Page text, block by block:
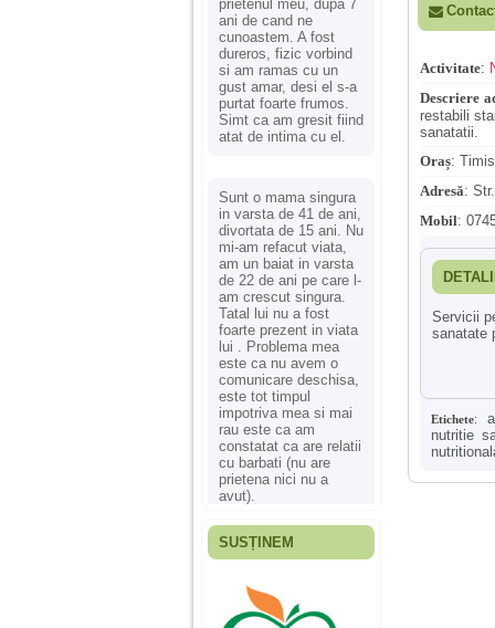
prietenul meu, dupa 7
ani de cand ne
cunoastem. A fost
dureros, fizic vorbind
si am ramas cu un
gust amar, desi el s-a
purtat foarte frumos.
Simt ca am gresit fiind
atat de intima cu el.
Sunt o mama singura
in varsta de 41 de ani,
divortata de 15 ani. Nu
mi-am refacut viata,
am un baiat in varsta
de 22 de ani pe care l-
am crescut singura.
Tatal lui nu a fost
foarte prezent in viata
lui . Problema mea
este ca nu avem o
comunicare deschisa,
este tot timpul
impotriva mea si mai
rau este ca am
constatat ca are relatii
cu barbati (nu are
prietena nici nu a
avut).
Fiica mea s-a nascut
ani, privind in urma
realizez cat de multe
greseli am facut in
SUSȚINEM
Activitate:
Descriere
restabili
sanatatii.
Oraș:
Adresă:
Mobil:
Servicii
sanatate
Etichete:
nutritie